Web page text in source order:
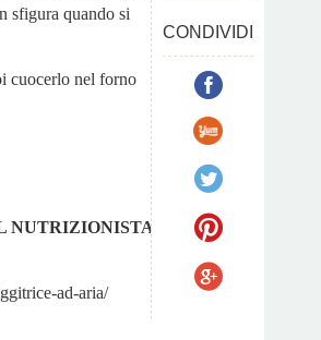
CONDIVIDI
sfigura quando si
cuocerlo nel forno
NUTRIZIONISTA.
ad-aria/